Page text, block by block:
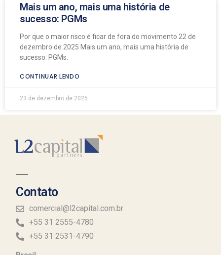
Mais um ano, mais uma história de
sucesso: PGMs
Por que o maior risco é ficar de fora do movimento 22 de
dezembro de 2025 Mais um ano, mais uma história de
sucesso: PGMs.
CONTINUAR LENDO
23 de dezembro de 2025
Contato
comercial@l2capital.com.br
+55 31 2555-4780
+55 31 2531-4790